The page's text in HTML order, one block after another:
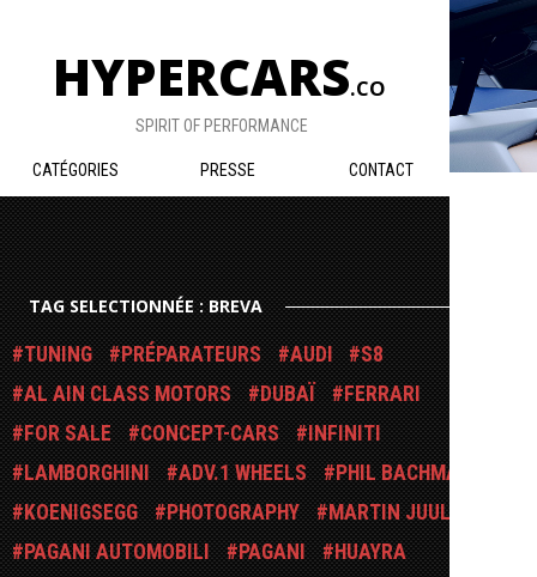
HYPERCARS.CO
SPIRIT OF PERFORMANCE
CATÉGORIES PRESSE CONTACT
TAG SELECTIONNÉE : BREVA
TUNING PRÉPARATEURS AUDI
S8
AL AIN CLASS MOTORS
DUBAÏ
FERRARI
FOR SALE
CONCEPT-CARS
INFINITI
LAMBORGHINI
ADV.1 WHEELS
PHIL BACHMAN
KOENIGSEGG
PHOTOGRAPHY
MARTIN JUUL
PAGANI AUTOMOBILI
PAGANI
HUAYRA